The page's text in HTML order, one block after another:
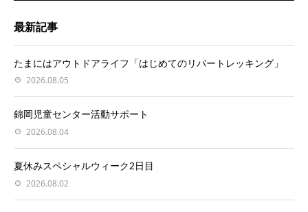
最新記事
たまにはアウトドアライフ「はじめてのリバートレッキング」
2026.08.05
錦岡児童センター活動サポート
2026.08.04
夏休みスペシャルウィーク2日目
2026.08.02